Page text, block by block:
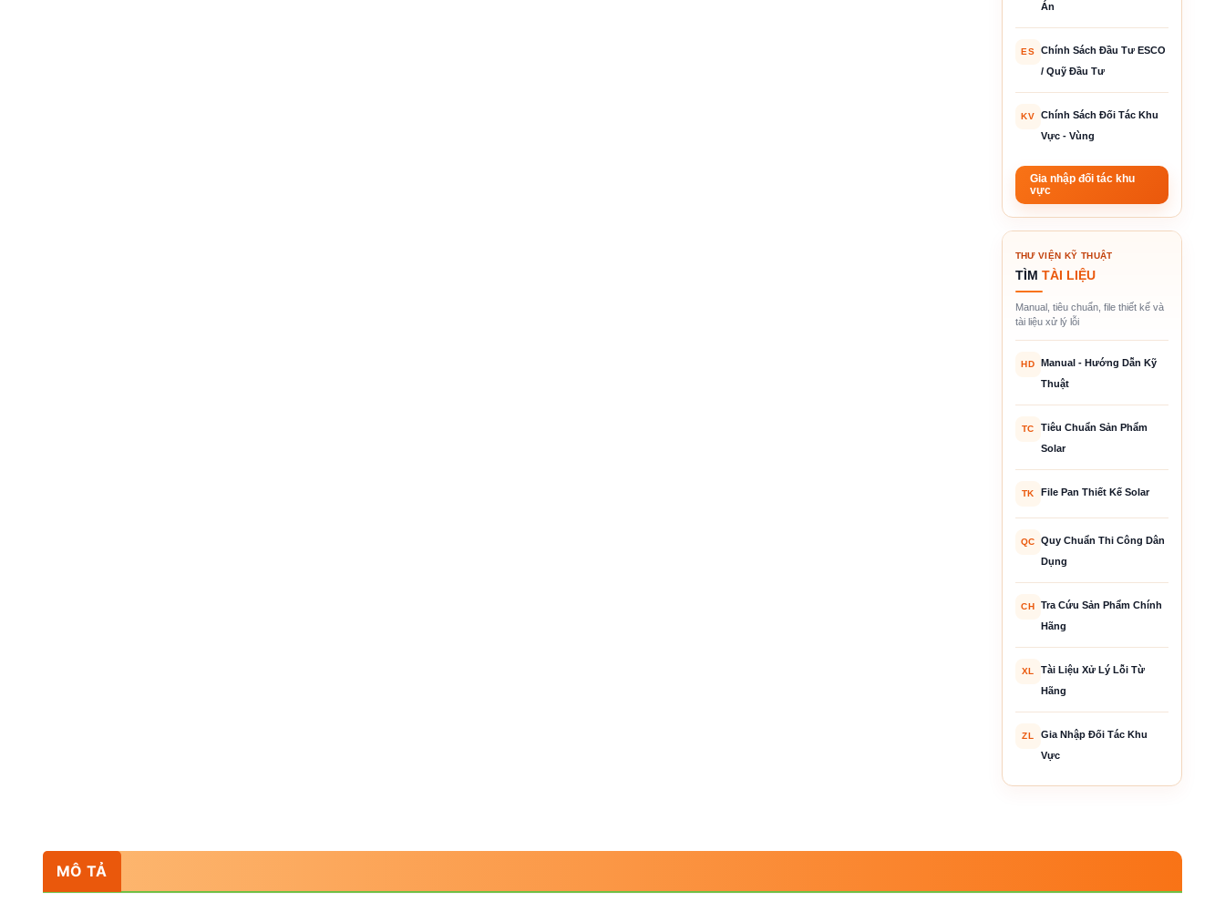
Án
ES
Chính Sách Đầu Tư ESCO
/ Quỹ Đầu Tư
KV
Chính Sách Đối Tác Khu
Vực - Vùng
Gia nhập đối tác khu
vực
THƯ VIỆN KỸ THUẬT
TÌM TÀI LIỆU
Manual, tiêu chuẩn, file thiết kế và
tài liệu xử lý lỗi
HD
Manual - Hướng Dẫn Kỹ
Thuật
TC
Tiêu Chuẩn Sản Phẩm
Solar
TK File Pan Thiết Kế Solar
QC
Quy Chuẩn Thi Công Dân
Dụng
CH
Tra Cứu Sản Phẩm Chính
Hãng
XL
Tài Liệu Xử Lý Lỗi Từ
Hãng
ZL
Gia Nhập Đối Tác Khu
Vực
MÔ TẢ